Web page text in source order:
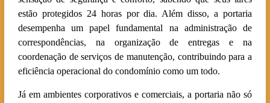
estão protegidos 24 horas por dia. Além disso, a portaria
desempenha um papel fundamental na administração de
correspondências, na organização de entregas e na
coordenação de serviços de manutenção, contribuindo para a
eficiência operacional do condomínio como um todo.
Já em ambientes corporativos e comerciais, a portaria não só